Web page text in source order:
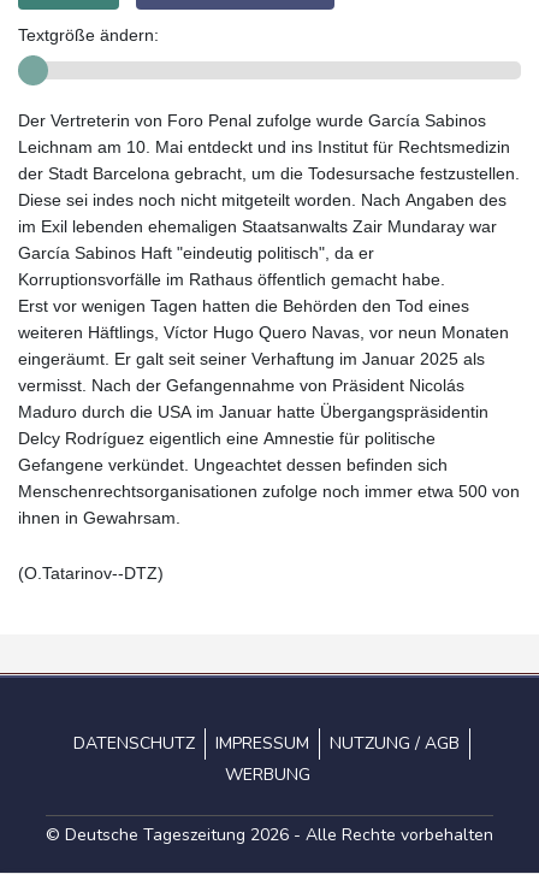
Textgröße ändern:
Der Vertreterin von Foro Penal zufolge wurde García Sabinos
Leichnam am 10. Mai entdeckt und ins Institut für Rechtsmedizin
der Stadt Barcelona gebracht, um die Todesursache festzustellen.
Diese sei indes noch nicht mitgeteilt worden. Nach Angaben des
im Exil lebenden ehemaligen Staatsanwalts Zair Mundaray war
García Sabinos Haft "eindeutig politisch", da er
Korruptionsvorfälle im Rathaus öffentlich gemacht habe.
Erst vor wenigen Tagen hatten die Behörden den Tod eines
weiteren Häftlings, Víctor Hugo Quero Navas, vor neun Monaten
eingeräumt. Er galt seit seiner Verhaftung im Januar 2025 als
vermisst. Nach der Gefangennahme von Präsident Nicolás
Maduro durch die USA im Januar hatte Übergangspräsidentin
Delcy Rodríguez eigentlich eine Amnestie für politische
Gefangene verkündet. Ungeachtet dessen befinden sich
Menschenrechtsorganisationen zufolge noch immer etwa 500 von
ihnen in Gewahrsam.
(O.Tatarinov--DTZ)
DATENSCHUTZ IMPRESSUM
NUTZUNG / AGB
WERBUNG
© Deutsche Tageszeitung 2026 - Alle Rechte vorbehalten